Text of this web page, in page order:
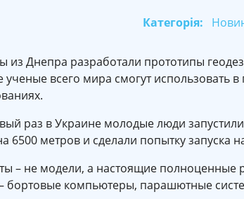
Категорія:
из Днепра разработали прототипы
ученые всего мира смогут использовать
раз в Украине молодые люди
6500 метров и сделали попытку запуска
– не модели, а настоящие полноценные
бортовые компьютеры, парашютные